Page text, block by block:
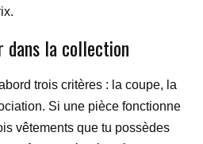
dans la collection
trois critères : la coupe, la
Si une pièce fonctionne
vêtements que tu possèdes